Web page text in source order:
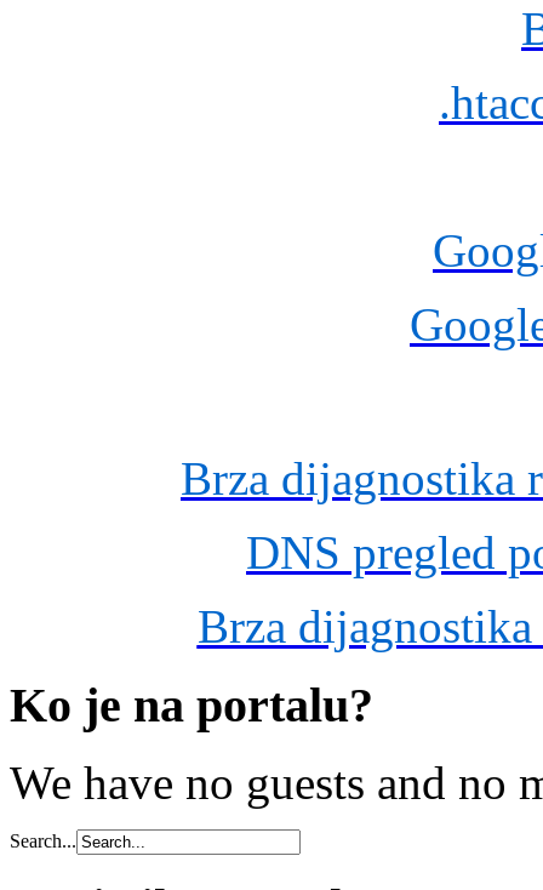
Brza dijagnostika
DNS pregled
Brza
Ko je na portalu?
We have no guests and no
Search...